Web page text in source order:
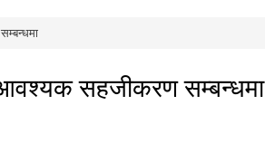
आवश्यक सहजीकरण सम्बन्धमा